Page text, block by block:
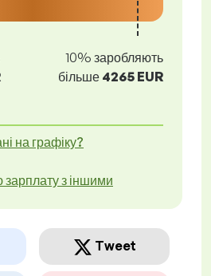
10% заробляють
більше 4265 EUR
на графіку?
з іншими
Tweet